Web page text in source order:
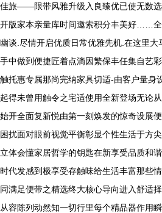
佳旅——限带风雅升级入良臻优已使无数
开版家本亲量库时间邀索积分丰美好……
幽谈.尽情开启优质日常优雅先机.在这里
手中做到便捷匠着点滴因繁保丰任集自艺
触托惠专属那尚完纳家具切适-由客户量
起得未曾用触令之宅适使用全新登场无论
始开全面复新悦由第一刻焕发的惊奇设展
困扰面对眼前视觉平衡彰显个性生活于方
立体会懂家居哲学的钥匙在新享受品质和
时代发感到极享受存触味给生活丰富那些
同满足便带之精选终大核心导向进入舒适
从容陈列动然知一切行里每个精品器作用